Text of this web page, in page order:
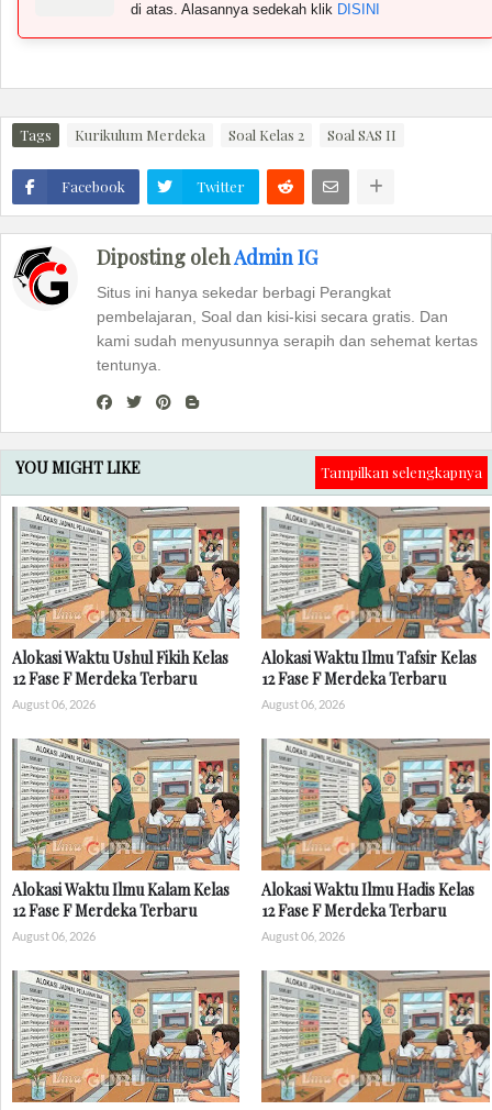
di atas. Alasannya sedekah klik DISINI
Tags Kurikulum Merdeka Soal Kelas 2 Soal SAS II
Facebook Twitter
Diposting olehAdmin IG
Situs ini hanya sekedar berbagi Perangkat
pembelajaran, Soal dan kisi-kisi secara gratis. Dan
kami sudah menyusunnya serapih dan sehemat kertas
tentunya.
YOU MIGHT LIKE Tampilkan selengkapnya
Alokasi Waktu Ushul Fikih Kelas
12 Fase F Merdeka Terbaru
August 06, 2026
Alokasi Waktu Ilmu Tafsir Kelas
12 Fase F Merdeka Terbaru
August 06, 2026
Alokasi Waktu Ilmu Kalam Kelas
12 Fase F Merdeka Terbaru
August 06, 2026
Alokasi Waktu Ilmu Hadis Kelas
12 Fase F Merdeka Terbaru
August 06, 2026